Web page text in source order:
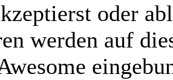
oder
werden auf